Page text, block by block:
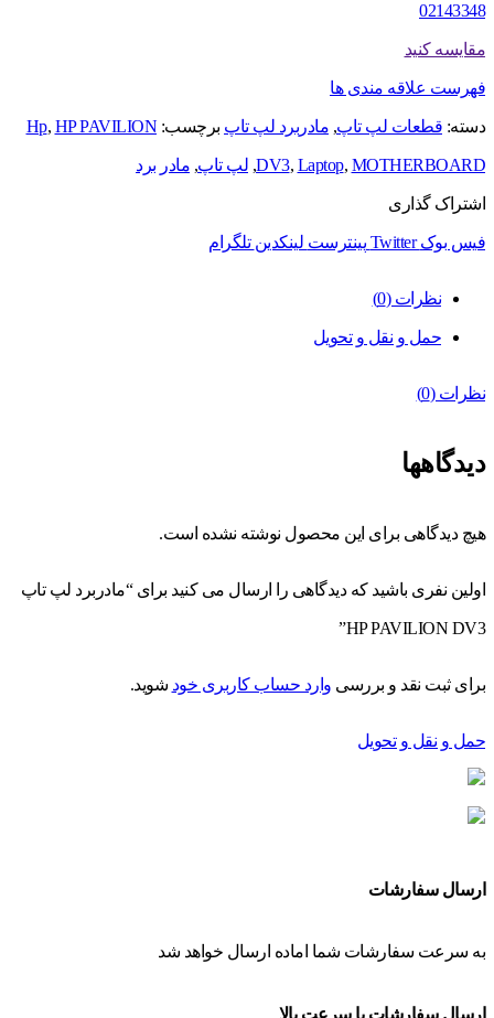
02143348
مقایسه کنید
فهرست علاقه مندی ها
دسته: قطعات لپ تاپ, مادربرد لپ تاپ برچسب: Hp, HP PAVILION
DV3, Laptop, MOTHERBOARD
, لپ تاپ, مادر برد
اشتراک گذاری
فیس بوک Twitter پینترست لینکدین تلگرام
نظرات (0)
حمل و نقل و تحویل
نظرات (0)
دیدگاهها
هیچ دیدگاهی برای این محصول نوشته نشده است.
اولین نفری باشید که دیدگاهی را ارسال می کنید برای “مادربرد لپ تاپ
HP PAVILION DV3”
برای ثبت نقد و بررسی وارد حساب کاربری خود شوید.
حمل و نقل و تحویل
ارسال سفارشات
به سرعت سفارشات شما اماده ارسال خواهد شد
ارسال سفارشات با سرعت بالا